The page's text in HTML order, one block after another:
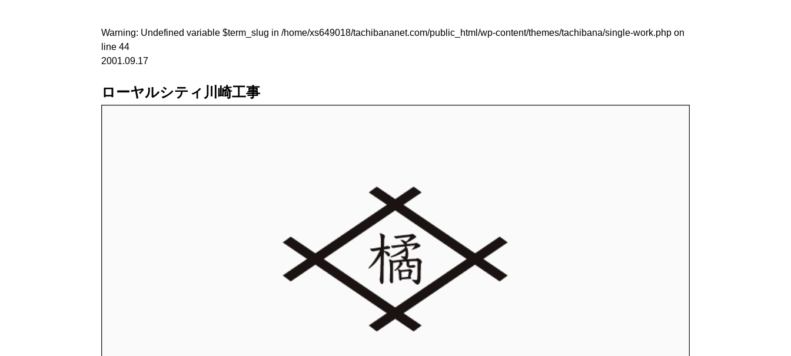
Warning: Undefined variable $term_slug in /home/xs649018/tachibananet.com/public_html/wp-content/themes/tachibana/single-work.php on
line 44
2001.09.17
ローヤルシティ川崎工事